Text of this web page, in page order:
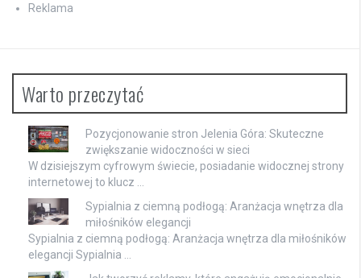
Reklama
Warto przeczytać
Pozycjonowanie stron Jelenia Góra: Skuteczne
zwiększanie widoczności w sieci
W dzisiejszym cyfrowym świecie, posiadanie widocznej strony
internetowej to klucz …
Sypialnia z ciemną podłogą: Aranżacja wnętrza dla
miłośników elegancji
Sypialnia z ciemną podłogą: Aranżacja wnętrza dla miłośników
elegancji Sypialnia …